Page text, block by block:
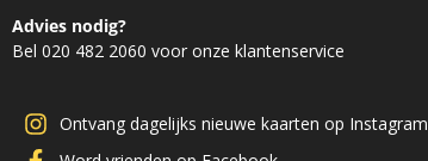
Advies nodig?
Bel 020 482 2060 voor onze klantenservice
Ontvang dagelijks nieuwe kaarten op Instagram